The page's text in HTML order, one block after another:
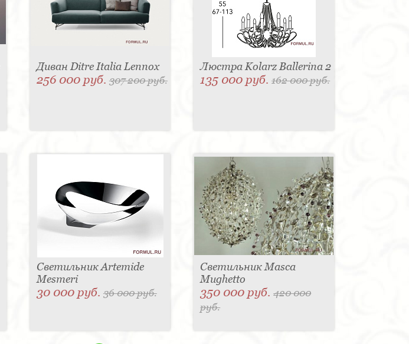
Диван Ditre Italia Lennox
256 000 руб. 307 200 руб.
Люстра Kolarz Ballerina 2
135 000 руб.162 000 руб.
Светильник Artemide
Mesmeri
30 000 руб. 36 000 руб.
Светильник Masca
Mughetto
350 000 руб.420 000
руб.